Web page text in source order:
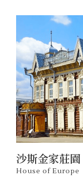
沙斯金家莊園
House of Europe